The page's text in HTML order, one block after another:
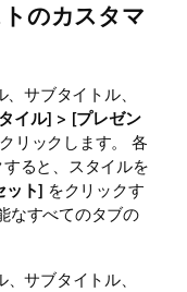
のカスタマ
サブタイトル、
イル] > [プレゼン
リックします。 各
すると、スタイルを
ット] をクリックす
なすべてのタブの
サブタイトル、